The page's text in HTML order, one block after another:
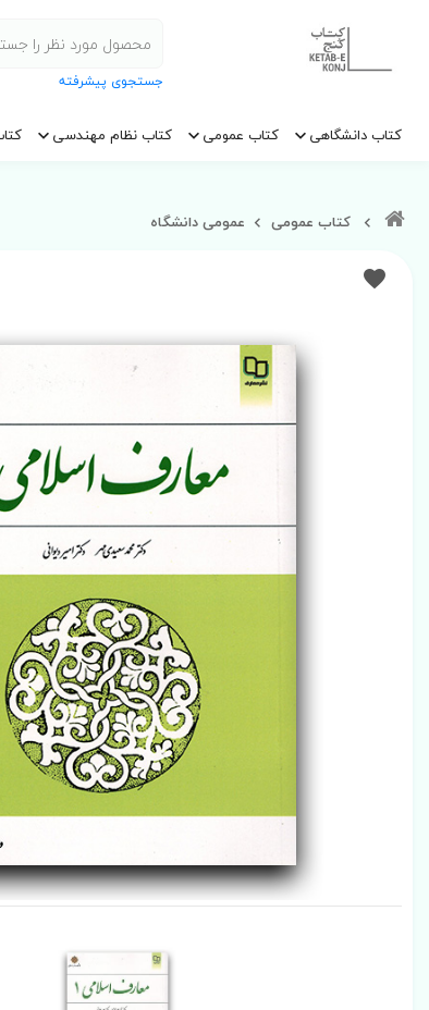
جستجوی پیشرفته
کتاب دانشگاهی کتاب عمومی کتاب نظام مهندسی
کتاب عمومی عمومی دانشگاه